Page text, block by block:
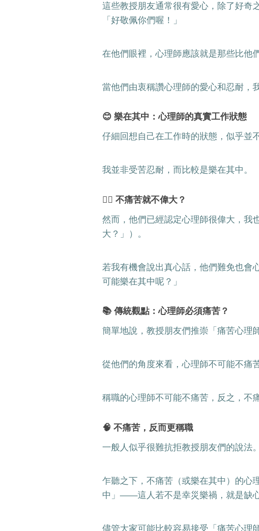
這些教授朋友通常很有愛心，除了好奇
「好敬佩你們喔！」
在他們眼裡，心理師應該就是那些比他
當他們由衷稱讚心理師的愛心和忍耐，
😊 樂在其中：心理師的真實工作狀態
仔細回想自己在工作時的狀態，似乎並
我並非受苦忍耐，而比較是樂在其中。
😶‍🌫️ 不痛苦就不偉大？
然而，他們已經認定心理師很偉大，我
大？」）。
若我有機會說出真心話，他們難免也會
可能樂在其中呢？」
📚 傳統觀點：心理師必須痛苦？
簡單地說，教授朋友們推崇「痛苦心理
從他們的角度來看，心理師不可能不痛
稱職的心理師不可能不痛苦，反之，不
🧠 不痛苦，反而更稱職
一般人似乎很難抗拒教授朋友們的說法。
乍聽之下，不痛苦（或樂在其中）的心
中」——這人若不是幸災樂禍，就是缺
儘管大家可能比較容易接受「痛苦心理